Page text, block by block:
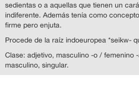
sedientas o a aquellas que tienen un
indiferente. Además tenía como
firme pero enjuta.
Procede de la raíz indoeuropea *seikw-
Clase: adjetivo, masculino -o / femenino
masculino, singular.